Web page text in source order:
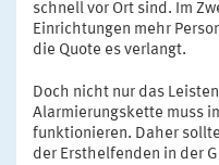
schnell vor Ort sind. Im
Einrichtungen mehr
die Quote es verlangt.
Doch nicht nur das
Alarmierungskette muss
funktionieren. Daher
der Ersthelfenden in der